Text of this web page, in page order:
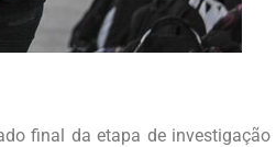
final da etapa de investigação